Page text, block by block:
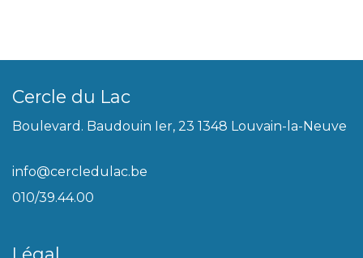
Cercle du Lac
Boulevard. Baudouin Ier, 23 1348 Louvain-la-Neuve
info@cercledulac.be
010/39.44.00